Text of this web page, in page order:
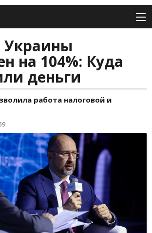
на 104%: Куда
деньги
работа налоговой и